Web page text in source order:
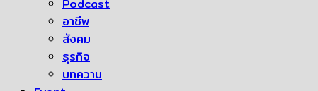
Podcast
อาชีพ
สังคม
ธุรกิจ
บทความ